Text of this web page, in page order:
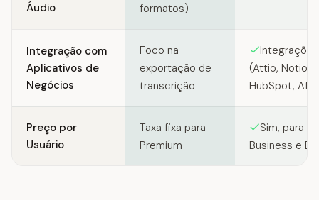
Áudio
formatos)
Integração com
Aplicativos de
Negócios
Foco na
exportação de
transcrição
(Attio, Notion,
HubSpot,
Preço por
Usuário
Taxa fixa para
Premium
Sim, para
Business e